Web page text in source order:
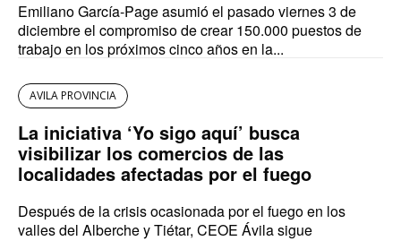
Emiliano García-Page asumió el pasado viernes 3 de
diciembre el compromiso de crear 150.000 puestos de
trabajo en los próximos cinco años en la...
AVILA PROVINCIA
La iniciativa ‘Yo sigo aquí’ busca
visibilizar los comercios de las
localidades afectadas por el fuego
Después de la crisis ocasionada por el fuego en los
valles del Alberche y Tiétar, CEOE Ávila sigue